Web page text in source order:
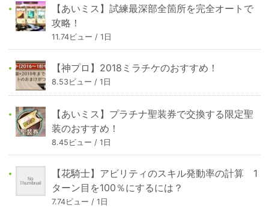
【あいミス】試練最深部全箇所を完全オートで
攻略！
11.74ビュー / 1日
【神プロ】2018ミラチケのおすすめ！
8.53ビュー / 1日
【あいミス】プラチナ聖装券で交換する限定聖
装のおすすめ！
8.45ビュー / 1日
【花騎士】アビリティのスキル発動率の計算 1
ターン目を100％にするには？
7.74ビュー / 1日